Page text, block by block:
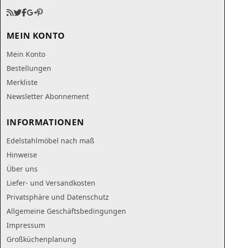
MEIN KONTO
Mein Konto
Bestellungen
Merkliste
Newsletter Abonnement
INFORMATIONEN
Edelstahlmöbel nach maß
Hinweise
Über uns
Liefer- und Versandkosten
Privatsphäre und Datenschutz
Allgemeine Geschäftsbedingungen
Impressum
Großküchenplanung